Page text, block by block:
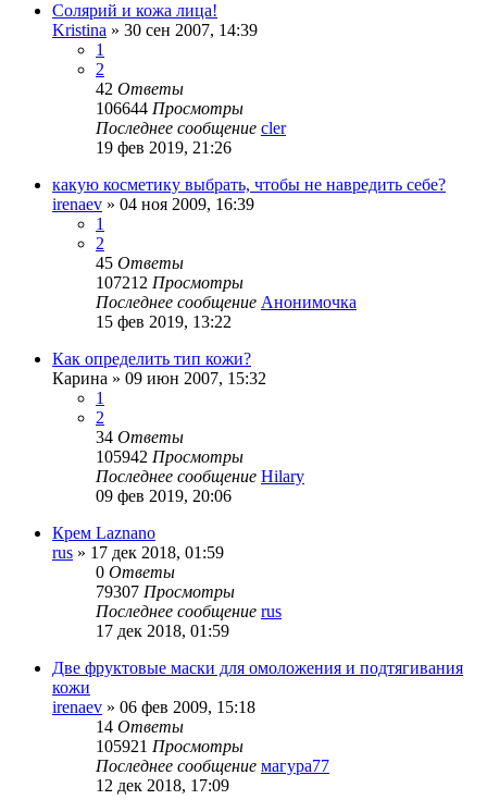
Солярий и кожа лица!
Kristina » 30 сен 2007, 14:39
1
2
42 Ответы
106644 Просмотры
Последнее сообщение cler
19 фев 2019, 21:26
какую косметику выбрать, чтобы не навредить себе?
irenaev » 04 ноя 2009, 16:39
1
2
45 Ответы
107212 Просмотры
Последнее сообщение Анонимочка
15 фев 2019, 13:22
Как определить тип кожи?
Карина » 09 июн 2007, 15:32
1
2
34 Ответы
105942 Просмотры
Последнее сообщение Hilary
09 фев 2019, 20:06
Крем Laznano
rus » 17 дек 2018, 01:59
0 Ответы
79307 Просмотры
Последнее сообщение rus
17 дек 2018, 01:59
Две фруктовые маски для омоложения и подтягивания
кожи
irenaev » 06 фев 2009, 15:18
14 Ответы
105921 Просмотры
Последнее сообщение магура77
12 дек 2018, 17:09